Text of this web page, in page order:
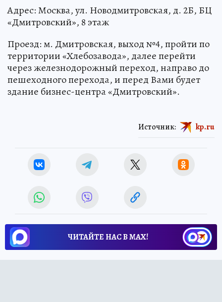
Адрес: Москва, ул. Новодмитровская, д. 2Б, БЦ
«Дмитровский», 8 этаж
Проезд: м. Дмитровская, выход №4, пройти по
территории «Хлебозавода», далее перейти
через железнодорожный переход, направо до
пешеходного перехода, и перед Вами будет
здание бизнес-центра «Дмитровский».
Источник: kp.ru
ЧИТАЙТЕ НАС В МАХ!